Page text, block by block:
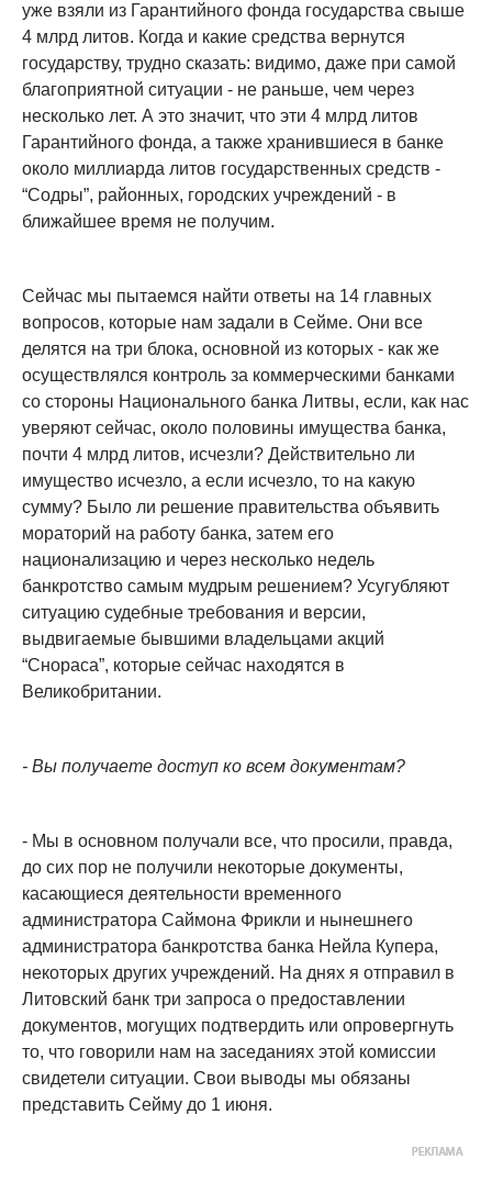
уже взяли из Гарантийного фонда государства свыше
4 млрд литов. Когда и какие средства вернутся
государству, трудно сказать: видимо, даже при самой
благоприятной ситуации - не раньше, чем через
несколько лет. А это значит, что эти 4 млрд литов
Гарантийного фонда, а также хранившиеся в банке
около миллиарда литов государственных средств -
“Содры”, районных, городских учреждений - в
ближайшее время не получим.
Сейчас мы пытаемся найти ответы на 14 главных
вопросов, которые нам задали в Сейме. Они все
делятся на три блока, основной из которых - как же
осуществлялся контроль за коммерческими банками
со стороны Национального банка Литвы, если, как нас
уверяют сейчас, около половины имущества банка,
почти 4 млрд литов, исчезли? Действительно ли
имущество исчезло, а если исчезло, то на какую
сумму? Было ли решение правительства объявить
мораторий на работу банка, затем его
национализацию и через несколько недель
банкротство самым мудрым решением? Усугубляют
ситуацию судебные требования и версии,
выдвигаемые бывшими владельцами акций
“Снораса”, которые сейчас находятся в
Великобритании.
- Вы получаете доступ ко всем документам?
- Мы в основном получали все, что просили, правда,
до сих пор не получили некоторые документы,
касающиеся деятельности временного
администратора Саймона Фрикли и нынешнего
администратора банкротства банка Нейла Купера,
некоторых других учреждений. На днях я отправил в
Литовский банк три запроса о предоставлении
документов, могущих подтвердить или опровергнуть
то, что говорили нам на заседаниях этой комиссии
свидетели ситуации. Свои выводы мы обязаны
представить Сейму до 1 июня.